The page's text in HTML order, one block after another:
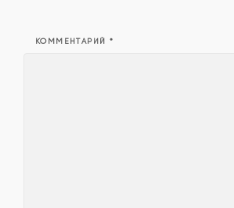
КОММЕНТАРИЙ *